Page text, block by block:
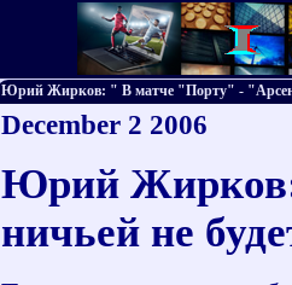
Юрий Жирков: " В матче "Порту" -
December 2 2006
Юрий
ничьей не